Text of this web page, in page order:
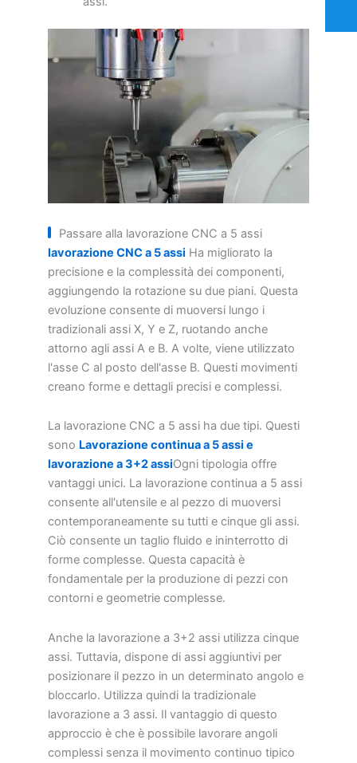
Passare alla lavorazione CNC a 5 assi
lavorazione CNC a 5 assi Ha migliorato la
precisione e la complessità dei componenti,
aggiungendo la rotazione su due piani. Questa
evoluzione consente di muoversi lungo i
tradizionali assi X, Y e Z, ruotando anche
attorno agli assi A e B. A volte, viene utilizzato
l'asse C al posto dell'asse B. Questi movimenti
creano forme e dettagli precisi e complessi.
La lavorazione CNC a 5 assi ha due tipi. Questi
sono Lavorazione continua a 5 assi e
lavorazione a 3+2 assiOgni tipologia offre
vantaggi unici. La lavorazione continua a 5 assi
consente all'utensile e al pezzo di muoversi
contemporaneamente su tutti e cinque gli assi.
Ciò consente un taglio fluido e ininterrotto di
forme complesse. Questa capacità è
fondamentale per la produzione di pezzi con
contorni e geometrie complesse.
Anche la lavorazione a 3+2 assi utilizza cinque
assi. Tuttavia, dispone di assi aggiuntivi per
posizionare il pezzo in un determinato angolo e
bloccarlo. Utilizza quindi la tradizionale
lavorazione a 3 assi. Il vantaggio di questo
approccio è che è possibile lavorare angoli
complessi senza il movimento continuo tipico